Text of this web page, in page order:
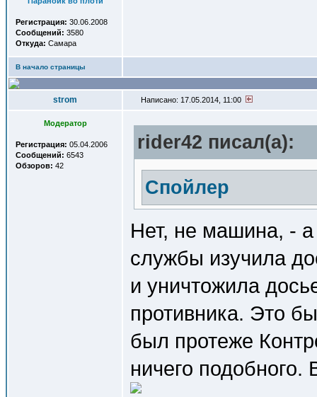
Регистрация: 30.06.2008
Сообщений: 3580
Откуда: Самара
В начало страницы
strom Написано: 17.05.2014, 11:00
Модератор
Регистрация: 05.04.2006
Сообщений: 6543
Обзоров: 42
rider42 писал(a):
Спойлер
Нет, не машина, - а
службы изучила
и уничтожила
противника. Это
был протеже
ничего подобного.